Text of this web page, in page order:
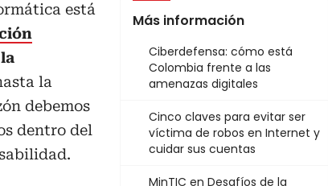
Más información
Ciberdefensa: cómo está
Colombia frente a las
amenazas digitales
Cinco claves para evitar ser
víctima de robos en Internet y
cuidar sus cuentas
MinTIC en Desafíos de la
está
la
debemos
dentro del